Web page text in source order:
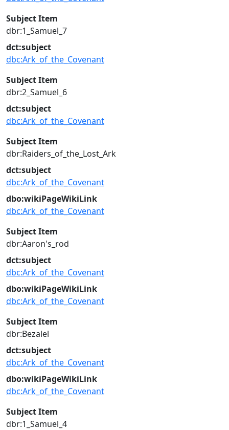
Subject Item
dbr:1_Samuel_7
dct:subject
dbc:Ark_of_the_Covenant
Subject Item
dbr:2_Samuel_6
dct:subject
dbc:Ark_of_the_Covenant
Subject Item
dbr:Raiders_of_the_Lost_Ark
dct:subject
dbc:Ark_of_the_Covenant
dbo:wikiPageWikiLink
dbc:Ark_of_the_Covenant
Subject Item
dbr:Aaron's_rod
dct:subject
dbc:Ark_of_the_Covenant
dbo:wikiPageWikiLink
dbc:Ark_of_the_Covenant
Subject Item
dbr:Bezalel
dct:subject
dbc:Ark_of_the_Covenant
dbo:wikiPageWikiLink
dbc:Ark_of_the_Covenant
Subject Item
dbr:1_Samuel_4